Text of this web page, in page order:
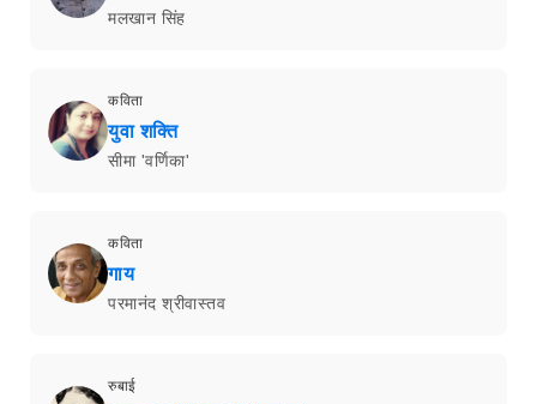
मलखान सिंह
कविता
युवा शक्ति
सीमा 'वर्णिका'
कविता
गाय
परमानंद श्रीवास्तव
रुबाई